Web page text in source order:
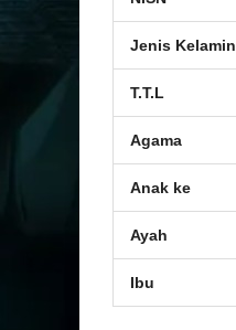
Jenis Kelamin
T.T.L
Agama
Anak ke
Ayah
Ibu